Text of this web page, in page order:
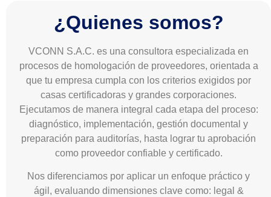
¿Quienes somos?
VCONN S.A.C. es una consultora especializada en
procesos de homologación de proveedores, orientada a
que tu empresa cumpla con los criterios exigidos por
casas certificadoras y grandes corporaciones.
Ejecutamos de manera integral cada etapa del proceso:
diagnóstico, implementación, gestión documental y
preparación para auditorías, hasta lograr tu aprobación
como proveedor confiable y certificado.
Nos diferenciamos por aplicar un enfoque práctico y
ágil, evaluando dimensiones clave como: legal &